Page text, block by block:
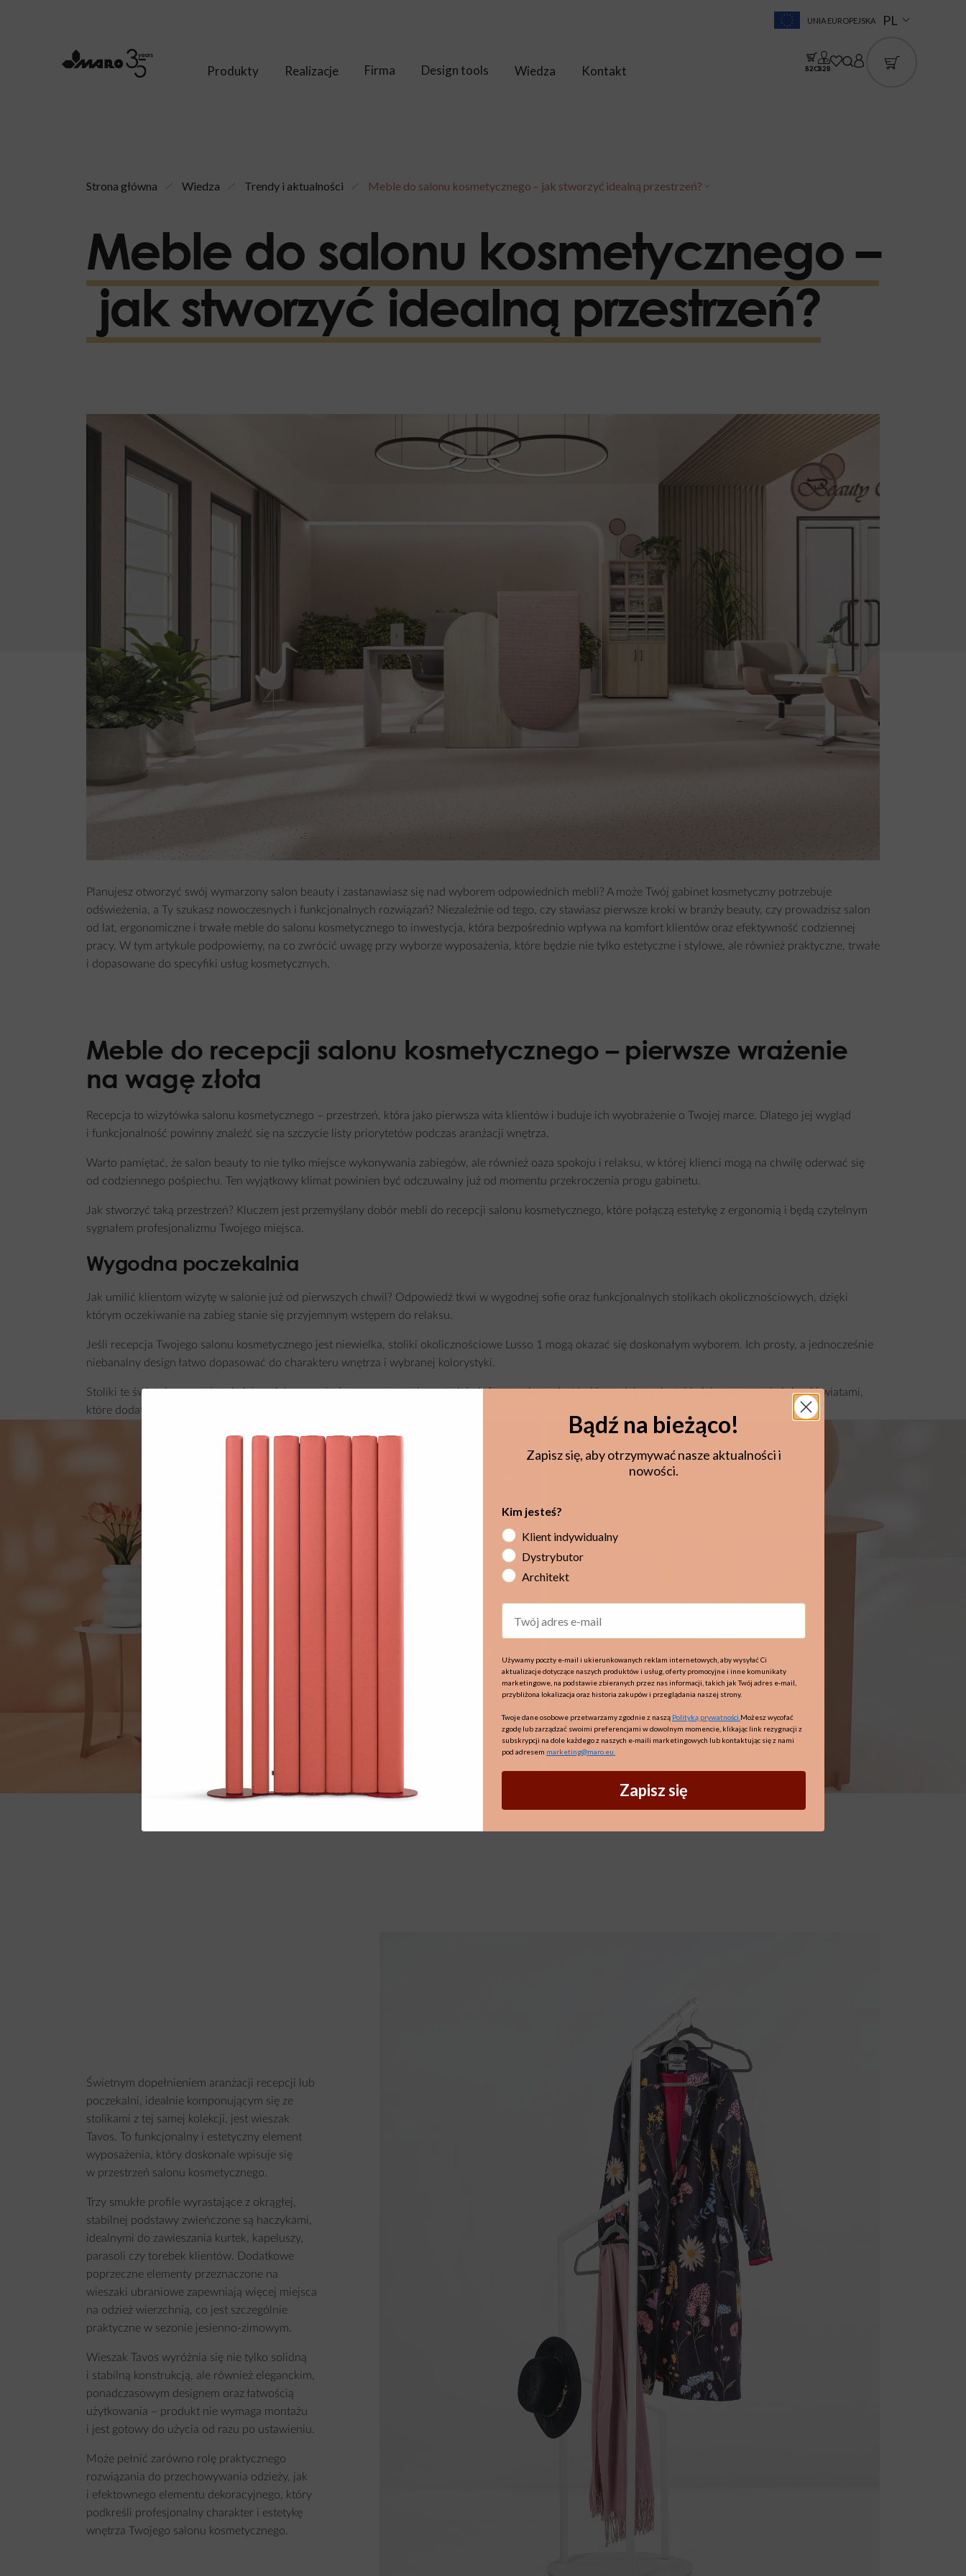
Produkty Realizacje Firma Design tools Wiedza Kontakt B2CB2B
UNIA EUROPEJSKA PL
Strona główna Wiedza Trendy i aktualności Meble do salonu kosmetycznego – jak stworzyć idealną przestrzeń?
Meble do salonu kosmetycznego –
jak stworzyć idealną przestrzeń?
Planujesz otworzyć swój wymarzony salon beauty i zastanawiasz się nad wyborem odpowiednich mebli? A może Twój gabinet kosmetyczny potrzebuje
odświeżenia, a Ty szukasz nowoczesnych i funkcjonalnych rozwiązań? Niezależnie od tego, czy stawiasz pierwsze kroki w branży beauty, czy prowadzisz salon
od lat, ergonomiczne i trwałe meble do salonu kosmetycznego to inwestycja, która bezpośrednio wpływa na komfort klientów oraz efektywność codziennej
pracy. W tym artykule podpowiemy, na co zwrócić uwagę przy wyborze wyposażenia, które będzie nie tylko estetyczne i stylowe, ale również praktyczne, trwałe
i dopasowane do specyfiki usług kosmetycznych.
Meble do recepcji salonu kosmetycznego – pierwsze wrażenie
na wagę złota
Recepcja to wizytówka salonu kosmetycznego – przestrzeń, która jako pierwsza wita klientów i buduje ich wyobrażenie o Twojej marce. Dlatego jej wygląd
i funkcjonalność powinny znaleźć się na szczycie listy priorytetów podczas aranżacji wnętrza.
Warto pamiętać, że salon beauty to nie tylko miejsce wykonywania zabiegów, ale również oaza spokoju i relaksu, w której klienci mogą na chwilę oderwać się
od codziennego pośpiechu. Ten wyjątkowy klimat powinien być odczuwalny już od momentu przekroczenia progu gabinetu.
Jak stworzyć taką przestrzeń? Kluczem jest przemyślany dobór mebli do recepcji salonu kosmetycznego, które połączą estetykę z ergonomią i będą czytelnym
sygnałem profesjonalizmu Twojego miejsca.
Wygodna poczekalnia
Jak umilić klientom wizytę w salonie już od pierwszych chwil? Odpowiedź tkwi w wygodnej sofie oraz funkcjonalnych stolikach okolicznościowych, dzięki
którym oczekiwanie na zabieg stanie się przyjemnym wstępem do relaksu.
Jeśli recepcja Twojego salonu kosmetycznego jest niewielka, stoliki okolicznościowe Lusso 1 mogą okazać się doskonałym wyborem. Ich prosty, a jednocześnie
niebanalny design łatwo dopasować do charakteru wnętrza i wybranej kolorystyki.
Stoliki te świetnie sprawdzą się jako miejsce na drobny poczęstunek, materiały informacyjne, wizytówki czy dekoracje, takie jak wazon ze świeżymi kwiatami,
które dodatkowo podkreślą estetykę i przyjazny charakter recepcji.
Świetnym dopełnieniem aranżacji recepcji lub
poczekalni, idealnie komponującym się ze
stolikami z tej samej kolekcji, jest wieszak
Tavos . To funkcjonalny i estetyczny element
wyposażenia, który doskonale wpisuje się
w przestrzeń salonu kosmetycznego.
Trzy smukłe profile wyrastające z okrągłej,
stabilnej podstawy zwieńczone są haczykami,
idealnymi do zawieszania kurtek, kapeluszy,
parasoli czy torebek klientów. Dodatkowe
poprzeczne elementy przeznaczone na
wieszaki ubraniowe zapewniają więcej miejsca
na odzież wierzchnią, co jest szczególnie
praktyczne w sezonie jesienno-zimowym.
Wieszak Tavos wyróżnia się nie tylko solidną
i stabilną konstrukcją, ale również eleganckim,
ponadczasowym designem oraz łatwością
użytkowania – produkt nie wymaga montażu
i jest gotowy do użycia od razu po ustawieniu.
Może pełnić zarówno rolę praktycznego
rozwiązania do przechowywania odzieży, jak
i efektownego elementu dekoracyjnego, który
podkreśli profesjonalny charakter i estetykę
wnętrza Twojego salonu kosmetycznego.
Bądź na bieżąco!
Zapisz się, aby otrzymywać nasze aktualności i
nowości.
Kim jesteś?
Klient indywidualny
Dystrybutor
Architekt
Email
Używamy poczty e-mail i ukierunkowanych reklam internetowych, aby wysyłać Ci
aktualizacje dotyczące naszych produktów i usług, oferty promocyjne i inne komunikaty
marketingowe, na podstawie zbieranych przez nas informacji, takich jak Twój adres e-mail,
przybliżona lokalizacja oraz historia zakupów i przeglądania naszej strony.
Twoje dane osobowe przetwarzamy zgodnie z naszą Polityką prywatności. Możesz wycofać
zgodę lub zarządzać swoimi preferencjami w dowolnym momencie, klikając link rezygnacji z
subskrypcji na dole każdego z naszych e-maili marketingowych lub kontaktując się z nami
pod adresem marketing@maro.eu
Zapisz się